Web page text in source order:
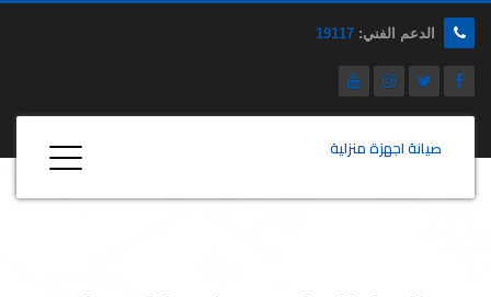
الدعم الفني: 19117
صيانة اجهزة منزلية